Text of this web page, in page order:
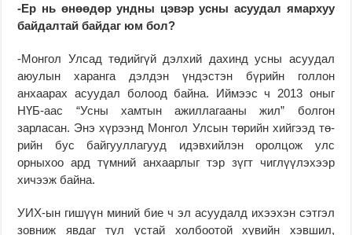
-Ер нь өнөөдөр ундны цэвэр усны асуудал ямархуу
байдалтай байдаг юм бол?
-Монгол Улсад төдийгүй дэлхий дахинд усны асуудал
аюулын харанга дэлдэн үндэстэн бүрийн голлон
анхаарах асуудал болоод байна. Иймээс ч 2013 оныг
НҮБ-аас “Усны хамтын ажиллагааны жил” болгон
зарласан. Энэ хүрээнд Монгол Улсын төрийн хийгээд тө­
рийн бус байгууллагууд идэв­­хийлэн оролцож улс
орныхоо ард түмний анхаар­лыг тэр зүгт чиг­лүү­лэхээр
хичээж байна.
УИХ-ын гишүүн миний бие ч эл асуудалд ихээхэн сэтгэл
зовниж явдаг тул устай холбоотой хувийн хэвшил,